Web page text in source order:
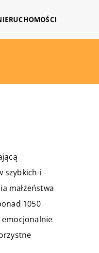
szybkich i
małżeństwa
1050